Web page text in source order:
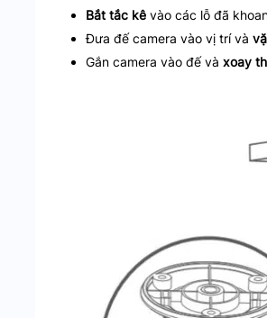
Bắt tắc kê vào các lỗ đã
Đưa đế camera vào vị trí và
Gắn camera vào đế và xoay